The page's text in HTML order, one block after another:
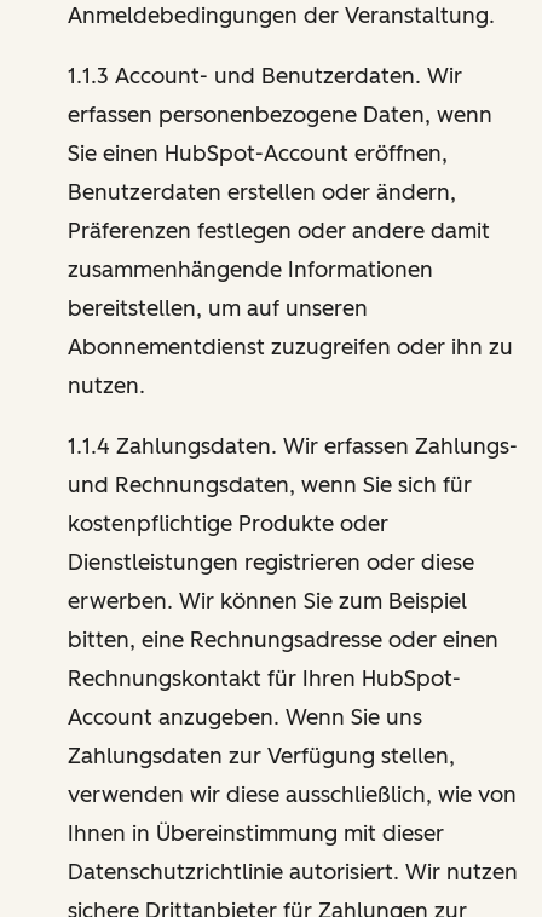
Anmeldebedingungen der Veranstaltung.
1.1.3 Account- und Benutzerdaten. Wir
erfassen personenbezogene Daten, wenn
Sie einen HubSpot-Account eröffnen,
Benutzerdaten erstellen oder ändern,
Präferenzen festlegen oder andere damit
zusammenhängende Informationen
bereitstellen, um auf unseren
Abonnementdienst zuzugreifen oder ihn zu
nutzen.
1.1.4 Zahlungsdaten. Wir erfassen Zahlungs-
und Rechnungsdaten, wenn Sie sich für
kostenpflichtige Produkte oder
Dienstleistungen registrieren oder diese
erwerben. Wir können Sie zum Beispiel
bitten, eine Rechnungsadresse oder einen
Rechnungskontakt für Ihren HubSpot-
Account anzugeben. Wenn Sie uns
Zahlungsdaten zur Verfügung stellen,
verwenden wir diese ausschließlich, wie von
Ihnen in Übereinstimmung mit dieser
Datenschutzrichtlinie autorisiert. Wir nutzen
sichere Drittanbieter für Zahlungen zur